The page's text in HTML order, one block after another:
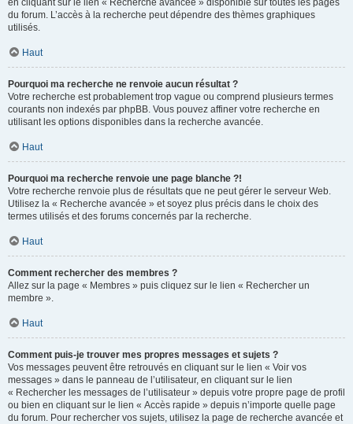
en cliquant sur le lien « Recherche avancée » disponible sur toutes les pages
du forum. L’accès à la recherche peut dépendre des thèmes graphiques
utilisés.
Haut
Pourquoi ma recherche ne renvoie aucun résultat ?
Votre recherche est probablement trop vague ou comprend plusieurs termes
courants non indexés par phpBB. Vous pouvez affiner votre recherche en
utilisant les options disponibles dans la recherche avancée.
Haut
Pourquoi ma recherche renvoie une page blanche ?!
Votre recherche renvoie plus de résultats que ne peut gérer le serveur Web.
Utilisez la « Recherche avancée » et soyez plus précis dans le choix des
termes utilisés et des forums concernés par la recherche.
Haut
Comment rechercher des membres ?
Allez sur la page « Membres » puis cliquez sur le lien « Rechercher un
membre ».
Haut
Comment puis-je trouver mes propres messages et sujets ?
Vos messages peuvent être retrouvés en cliquant sur le lien « Voir vos
messages » dans le panneau de l’utilisateur, en cliquant sur le lien
« Rechercher les messages de l’utilisateur » depuis votre propre page de profil
ou bien en cliquant sur le lien « Accès rapide » depuis n’importe quelle page
du forum. Pour rechercher vos sujets, utilisez la page de recherche avancée et